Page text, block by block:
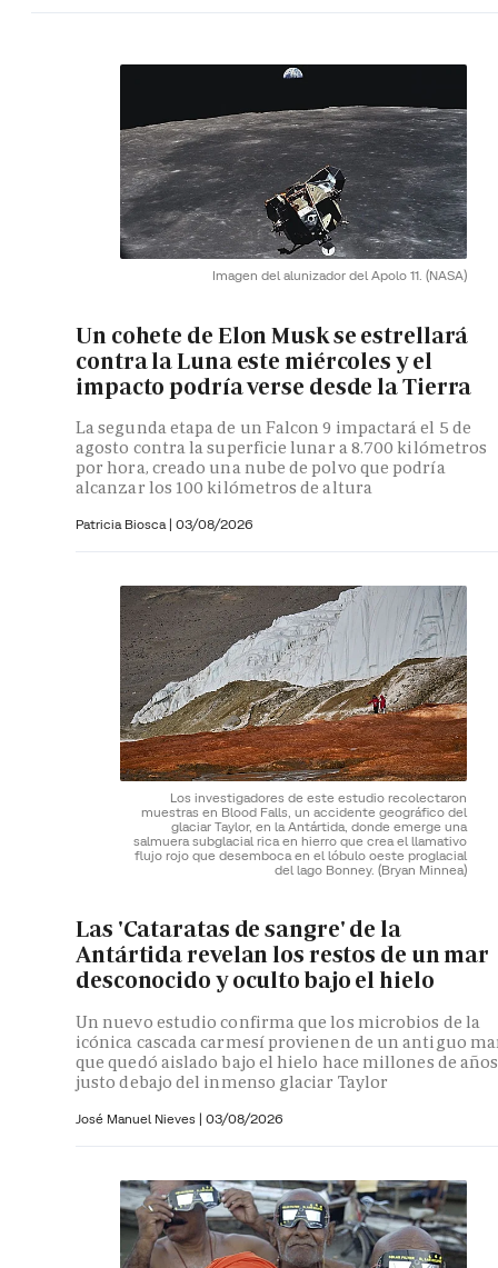
Imagen del alunizador del Apolo 11. (NASA)
Un cohete de Elon Musk se estrellará
contra la Luna este miércoles y el
impacto podría verse desde la Tierra
La segunda etapa de un Falcon 9 impactará el 5 de
agosto contra la superficie lunar a 8.700 kilómetros
por hora, creado una nube de polvo que podría
alcanzar los 100 kilómetros de altura
Patricia Biosca | 03/08/2026
Los investigadores de este estudio recolectaron
muestras en Blood Falls, un accidente geográfico del
glaciar Taylor, en la Antártida, donde emerge una
salmuera subglacial rica en hierro que crea el llamativo
flujo rojo que desemboca en el lóbulo oeste proglacial
del lago Bonney. (Bryan Minnea)
Las 'Cataratas de sangre' de la
Antártida revelan los restos de un mar
desconocido y oculto bajo el hielo
Un nuevo estudio confirma que los microbios de la
icónica cascada carmesí provienen de un antiguo
que quedó aislado bajo el hielo hace millones de años
justo debajo del inmenso glaciar Taylor
José Manuel Nieves | 03/08/2026